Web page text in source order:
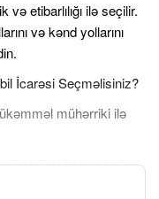
etibarlılığı ilə seçilir.
və kənd yollarını
İcarəsi Seçməlisiniz?
mühərriki ilə
belə rahatlıqla